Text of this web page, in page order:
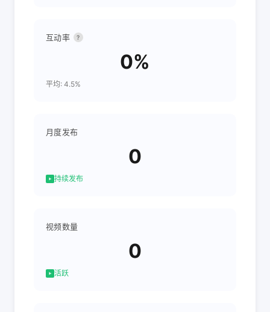
互动率 ?
0%
平均: 4.5%
月度发布
0
持续发布
视频数量
0
活跃